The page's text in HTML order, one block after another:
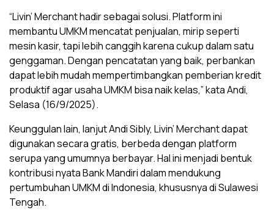
“Livin’ Merchant hadir sebagai solusi. Platform ini
membantu UMKM mencatat penjualan, mirip seperti
mesin kasir, tapi lebih canggih karena cukup dalam satu
genggaman. Dengan pencatatan yang baik, perbankan
dapat lebih mudah mempertimbangkan pemberian kredit
produktif agar usaha UMKM bisa naik kelas,” kata Andi,
Selasa (16/9/2025).
Keunggulan lain, lanjut Andi Sibly, Livin’ Merchant dapat
digunakan secara gratis, berbeda dengan platform
serupa yang umumnya berbayar. Hal ini menjadi bentuk
kontribusi nyata Bank Mandiri dalam mendukung
pertumbuhan UMKM di Indonesia, khususnya di Sulawesi
Tengah.